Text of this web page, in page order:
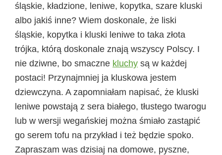
śląskie, kładzione, leniwe, kopytka, szare kluski
albo jakiś inne? Wiem doskonale, że liski
śląskie, kopytka i kluski leniwe to taka złota
trójka, którą doskonale znają wszyscy Polscy. I
nie dziwne, bo smaczne kluchy są w każdej
postaci! Przynajmniej ja kluskowa jestem
dziewczyna. A zapomniałam napisać, że kluski
leniwe powstają z sera białego, tłustego twarogu
lub w wersji wegańskiej można śmiało zastąpić
go serem tofu na przykład i też będzie spoko.
Zapraszam was dzisiaj na domowe, pyszne,